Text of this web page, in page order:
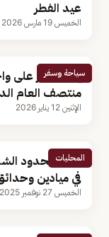
عيد الفطر
الخميس 19 مارس 2026
سياحة وسفر
إقبال كبير على
منتصف العام
الإثنين 12 يناير 2026
المحليات
أمانة الحدود
في ميادين
الخميس 27 نوفمبر 2025